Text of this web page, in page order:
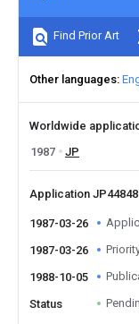
Find Prior Art
Other languages
Worldwide
1987
JP
Application
1987-03-26
1987-03-26
1988-10-05
Status